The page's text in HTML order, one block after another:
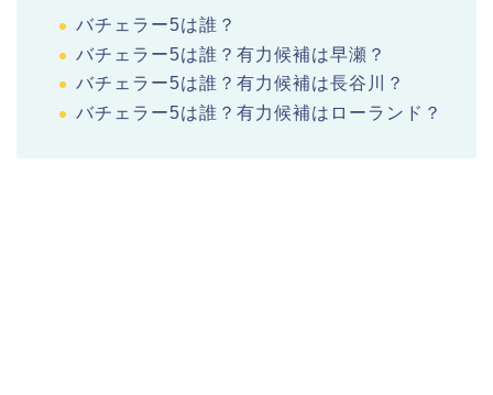
バチェラー5は誰？
バチェラー5は誰？有力候補は早瀬？
バチェラー5は誰？有力候補は長谷川？
バチェラー5は誰？有力候補はローランド？